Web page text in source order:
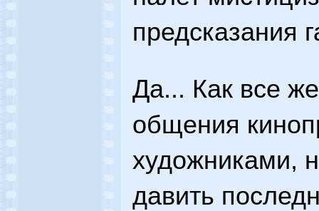
предсказания
Да... Как все
общения
художниками,
давить